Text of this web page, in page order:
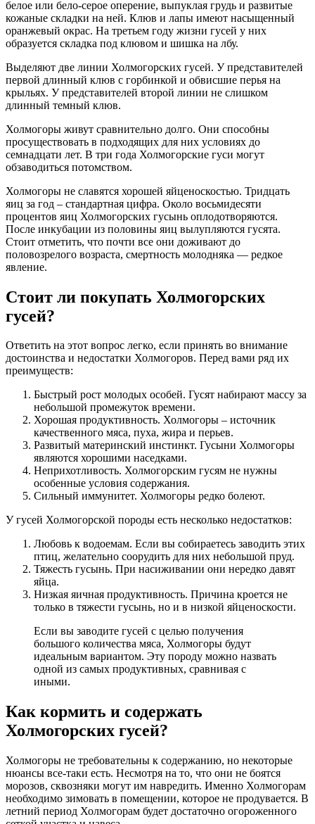
белое или бело-серое оперение, выпуклая грудь и развитые
кожаные складки на ней. Клюв и лапы имеют насыщенный
оранжевый окрас. На третьем году жизни гусей у них
образуется складка под клювом и шишка на лбу.
Выделяют две линии Холмогорских гусей. У представителей
первой длинный клюв с горбинкой и обвисшие перья на
крыльях. У представителей второй линии не слишком
длинный темный клюв.
Холмогоры живут сравнительно долго. Они способны
просуществовать в подходящих для них условиях до
семнадцати лет. В три года Холмогорские гуси могут
обзаводиться потомством.
Холмогоры не славятся хорошей яйценоскостью. Тридцать
яиц за год – стандартная цифра. Около восьмидесяти
процентов яиц Холмогорских гусынь оплодотворяются.
После инкубации из половины яиц вылупляются гусята.
Стоит отметить, что почти все они доживают до
половозрелого возраста, смертность молодняка — редкое
явление.
Стоит ли покупать Холмогорских
гусей?
Ответить на этот вопрос легко, если принять во внимание
достоинства и недостатки Холмогоров. Перед вами ряд их
преимуществ:
Быстрый рост молодых особей. Гусят набирают массу за
небольшой промежуток времени.
Хорошая продуктивность. Холмогоры – источник
качественного мяса, пуха, жира и перьев.
Развитый материнский инстинкт. Гусыни Холмогоры
являются хорошими наседками.
Неприхотливость. Холмогорским гусям не нужны
особенные условия содержания.
Сильный иммунитет. Холмогоры редко болеют.
У гусей Холмогорской породы есть несколько недостатков:
Любовь к водоемам. Если вы собираетесь заводить этих
птиц, желательно соорудить для них небольшой пруд.
Тяжесть гусынь. При насиживании они нередко давят
яйца.
Низкая яичная продуктивность. Причина кроется не
только в тяжести гусынь, но и в низкой яйценоскости.
Если вы заводите гусей с целью получения
большого количества мяса, Холмогоры будут
идеальным вариантом. Эту породу можно назвать
одной из самых продуктивных, сравнивая с
иными.
Как кормить и содержать
Холмогорских гусей?
Холмогоры не требовательны к содержанию, но некоторые
нюансы все-таки есть. Несмотря на то, что они не боятся
морозов, сквозняки могут им навредить. Именно Холмогорам
необходимо зимовать в помещении, которое не продувается. В
летний период Холмогорам будет достаточно огороженного